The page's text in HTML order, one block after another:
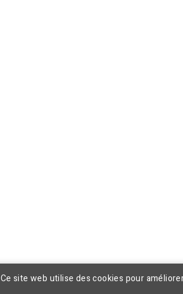
Ce site web utilise des cookies pour